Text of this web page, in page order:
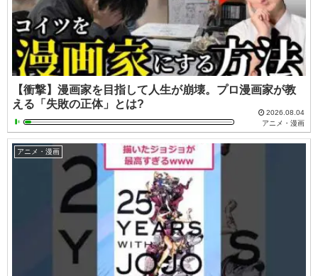
【衝撃】漫画家を目指して人生が崩壊。プロ漫画家が教
える「失敗の正体」とは?
2026.08.04
アニメ・漫画
アニメ・漫画